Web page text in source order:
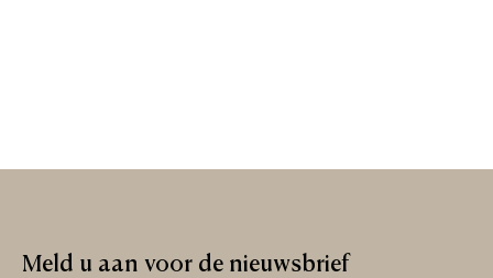
Meld u aan voor de nieuwsbrief